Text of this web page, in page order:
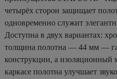
четырёх сторон защищает
одновременно служит
Доступна в двух вариантах:
толщина полотна — 44 мм —
конструкции, а изоляционный
каркасе полотна улучшает